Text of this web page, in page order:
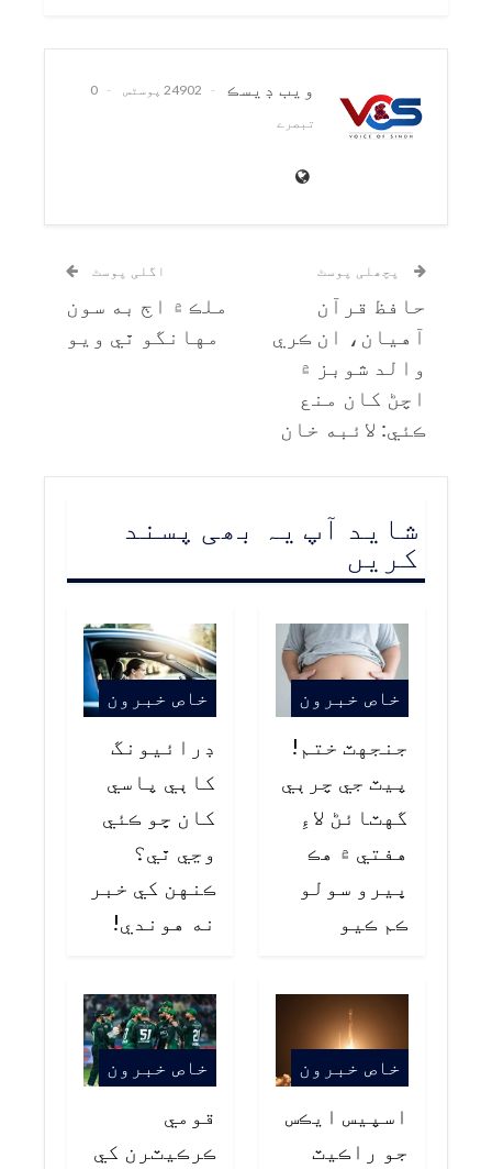
ويب ڊيسڪ 24902 پوسٹس
0
تبصرے
پچھلی پوسٹ
حافظ قرآن
آهيان، ان ڪري
والد شوبز ۾
اچڻ کان منع
ڪئي: لائبه خان
اگلی پوسٹ
ملڪ ۾ اڄ به سون
مهانگو ٿي ويو
شاید آپ یہ بھی پسند
کریں
خاص خبرون
جنجهٽ ختم!
پيٽ جي چرٻي
گهٽائڻ لاءِ
هفتي ۾ هڪ
ڀيرو سولو
ڪم ڪيو
خاص خبرون
ڊرائيونگ
کاٻي پاسي
کان ڇو ڪئي
وڃي ٿي؟
ڪنهن کي خبر
نه هوندي!
خاص خبرون
اسپيس ايڪس
جو راڪيٽ
خاص خبرون
قومي
ڪرڪيٽرن کي